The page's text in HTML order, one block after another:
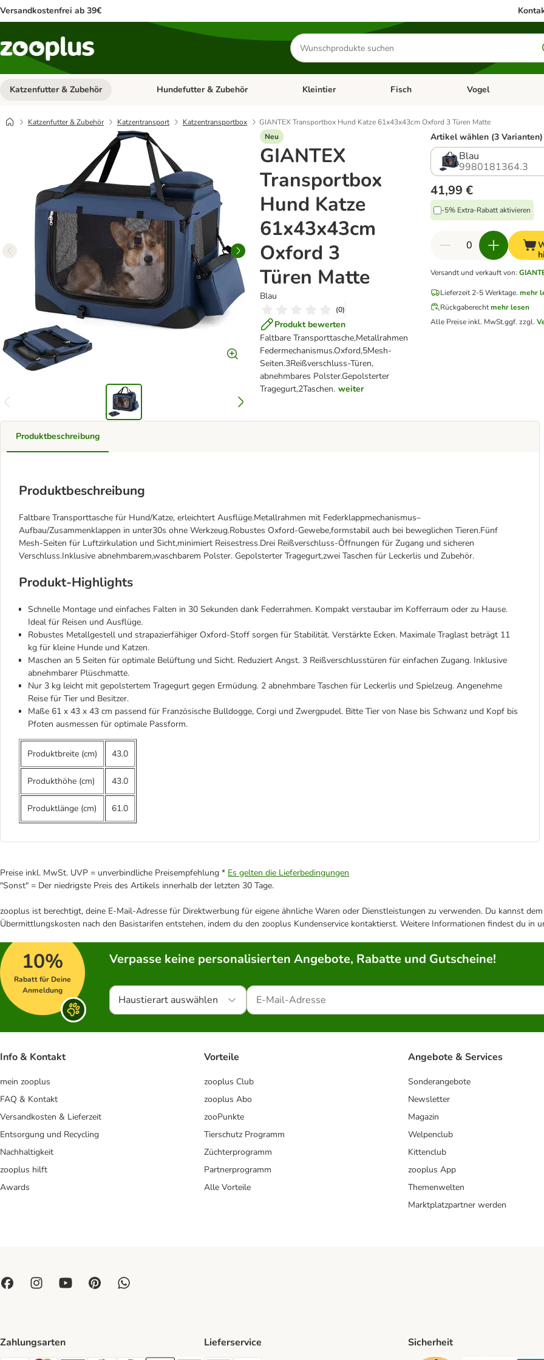
Versandkostenfrei ab 39€
Produkte
suchen
Katzenfutter & Zubehör Kategorie-Menü öffnen: Katzenfutter & Zubehör
Hundefutter & Zubehör Kategorie-Menü öffnen: Hundefutter & Zubehör
Kleintier Kategorie-Menü öffnen: Kleintier
Fisch Kategorie-Menü
Vogel
Katzenfutter & Zubehör Katzentransport Katzentransportbox
GIANTEX Transportbox Hund Katze 61x43x43cm Oxford 3 Türen Matte
Neu
GIANTEX
Transportbox
Hund Katze
61x43x43cm
Oxford 3
Türen Matte
Blau
(0)
Produkt bewerten
Faltbare Transporttasche,Metallrahmen
Federmechanismus.Oxford,5Mesh-
Seiten.3Reißverschluss-Türen,
abnehmbares Polster.Gepolsterter
Tragegurt,2Taschen. weiter
Artikel wählen (3 Varianten)
Blau
9980181364.3
41,99 €
-5% Extra-Rabatt aktivieren
Versandt und verkauft von:
Lieferzeit 2-5 Werktage. mehr
Rückgaberecht mehr lesen
Alle Preise inkl. MwSt.ggf. zzgl.
Produktbeschreibung
Produktbeschreibung
Faltbare Transporttasche für Hund/Katze, erleichtert Ausflüge.Metallrahmen mit Federklappmechanismus–
Aufbau/Zusammenklappen in unter30s ohne Werkzeug.Robustes Oxford-Gewebe,formstabil auch bei beweglichen Tieren.Fünf
Mesh-Seiten für Luftzirkulation und Sicht,minimiert Reisestress.Drei Reißverschluss-Öffnungen für Zugang und sicheren
Verschluss.Inklusive abnehmbarem,waschbarem Polster. Gepolsterter Tragegurt,zwei Taschen für Leckerlis und Zubehör.
Produkt-Highlights
Schnelle Montage und einfaches Falten in 30 Sekunden dank Federrahmen. Kompakt verstaubar im Kofferraum oder zu Hause.
Ideal für Reisen und Ausflüge.
Robustes Metallgestell und strapazierfähiger Oxford-Stoff sorgen für Stabilität. Verstärkte Ecken. Maximale Traglast beträgt 11
kg für kleine Hunde und Katzen.
Maschen an 5 Seiten für optimale Belüftung und Sicht. Reduziert Angst. 3 Reißverschlusstüren für einfachen Zugang. Inklusive
abnehmbarer Plüschmatte.
Nur 3 kg leicht mit gepolstertem Tragegurt gegen Ermüdung. 2 abnehmbare Taschen für Leckerlis und Spielzeug. Angenehme
Reise für Tier und Besitzer.
Maße 61 x 43 x 43 cm passend für Französische Bulldogge, Corgi und Zwergpudel. Bitte Tier von Nase bis Schwanz und Kopf bis
Pfoten ausmessen für optimale Passform.
Produktbreite (cm) 43.0
Produkthöhe (cm) 43.0
Produktlänge (cm) 61.0
Preise inkl. MwSt. UVP = unverbindliche Preisempfehlung * Es gelten die Lieferbedingungen
"Sonst" = Der niedrigste Preis des Artikels innerhalb der letzten 30 Tage.
zooplus ist berechtigt, deine E-Mail-Adresse für Direktwerbung für eigene ähnliche Waren oder Dienstleistungen zu verwenden. Du kannst
Übermittlungskosten nach den Basistarifen entstehen, indem du den zooplus Kundenservice kontaktierst. Weitere Informationen findest du in
10%
Rabatt für Deine
Anmeldung
Verpasse keine personalisierten Angebote, Rabatte und Gutscheine!
Haustierart auswählen
Info & Kontakt
mein zooplus
FAQ & Kontakt
Versandkosten & Lieferzeit
Entsorgung und Recycling
Nachhaltigkeit
zooplus hilft
Awards
Vorteile
zooplus Club
zooplus Abo
zooPunkte
Tierschutz Programm
Züchterprogramm
Partnerprogramm
Alle Vorteile
Angebote & Services
Sonderangebote
Newsletter
Magazin
Welpenclub
Kittenclub
zooplus App
Themenwelten
Marktplatzpartner werden
Zahlungsarten Lieferservice Sicherheit